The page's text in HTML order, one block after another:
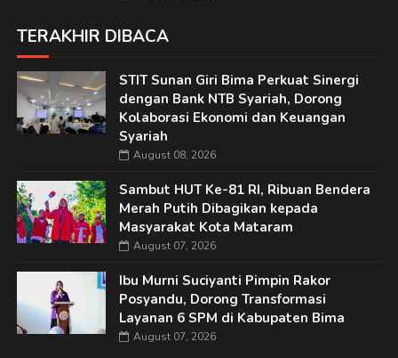
TERAKHIR DIBACA
STIT Sunan Giri Bima Perkuat Sinergi
dengan Bank NTB Syariah, Dorong
Kolaborasi Ekonomi dan Keuangan
Syariah
August 08, 2026
Sambut HUT Ke-81 RI, Ribuan Bendera
Merah Putih Dibagikan kepada
Masyarakat Kota Mataram
August 07, 2026
Ibu Murni Suciyanti Pimpin Rakor
Posyandu, Dorong Transformasi
Layanan 6 SPM di Kabupaten Bima
August 07, 2026